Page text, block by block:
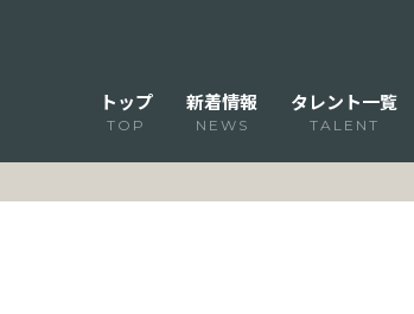
トップ
TOP
新着情報
NEWS
タレント一覧
TALENT